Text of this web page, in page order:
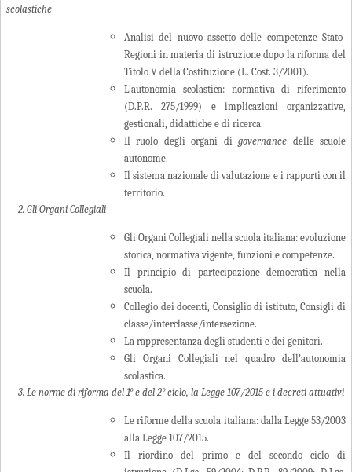
scolastiche
Analisi del nuovo assetto delle competenze Stato-
Regioni in materia di istruzione dopo la riforma del
Titolo V della Costituzione (L. Cost. 3/2001).
L’autonomia scolastica: normativa di riferimento
(D.P.R. 275/1999) e implicazioni organizzative,
gestionali, didattiche e di ricerca.
Il ruolo degli organi digovernance delle scuole
autonome.
Il sistema nazionale di valutazione e i rapporti con il
territorio.
2. Gli Organi Collegiali
Gli Organi Collegiali nella scuola italiana: evoluzione
storica, normativa vigente, funzioni e competenze.
Il principio di partecipazione democratica nella
scuola.
Collegio dei docenti, Consiglio di istituto, Consigli di
classe/interclasse/intersezione.
La rappresentanza degli studenti e dei genitori.
Gli Organi Collegiali nel quadro dell’autonomia
scolastica.
3. Le norme di riforma del 1° e del 2° ciclo, la Legge 107/2015 e i decreti attuativi
Le riforme della scuola italiana: dalla Legge 53/2003
alla Legge 107/2015.
Il riordino del primo e del secondo ciclo di